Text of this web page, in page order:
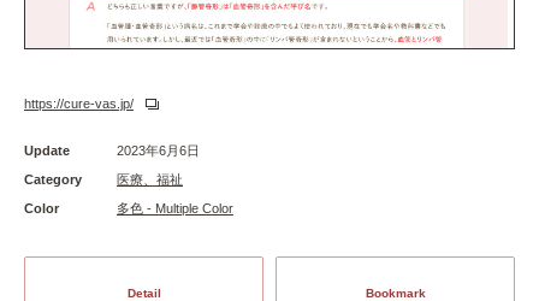
https://cure-vas.jp/
Update
2023年6月6日
Category
医療、福祉
Color
多色 - Multiple Color
Detail Bookmark